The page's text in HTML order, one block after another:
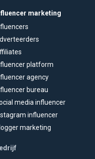
marketing
platform
agency
bureau
media influencer
influencer
marketing